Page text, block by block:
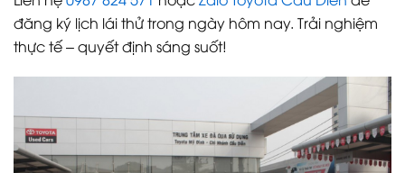
đăng ký lịch lái thử trong ngày hôm nay. Trải nghiệm
thực tế – quyết định sáng suốt!